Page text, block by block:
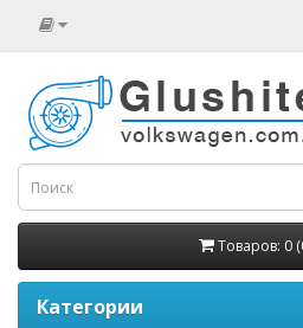
Товаров: 0
Категории